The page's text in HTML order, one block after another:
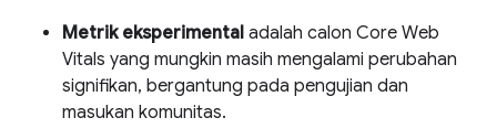
Metrik eksperimental adalah calon Core Web
Vitals yang mungkin masih mengalami perubahan
signifikan, bergantung pada pengujian dan
masukan komunitas.